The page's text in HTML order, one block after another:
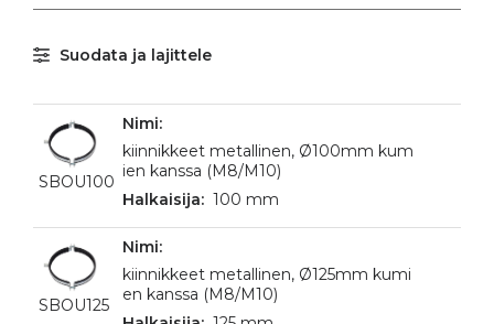
Suodata ja lajittele
SBOU100
kiinnikkeet metallinen, Ø100mm kum
ien kanssa (M8/M10)
100 mm
SBOU125
kiinnikkeet metallinen, Ø125mm kumi
en kanssa (M8/M10)